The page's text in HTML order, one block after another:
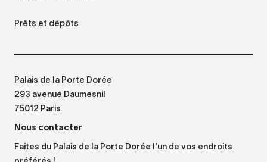
Prêts et dépôts
Palais de la Porte Dorée
293 avenue Daumesnil
75012 Paris
Nous contacter
Faites du Palais de la Porte Dorée l'un de vos endroits